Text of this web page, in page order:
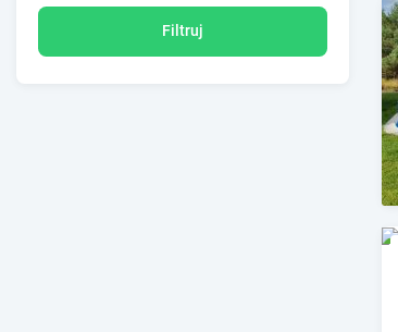
Filtruj